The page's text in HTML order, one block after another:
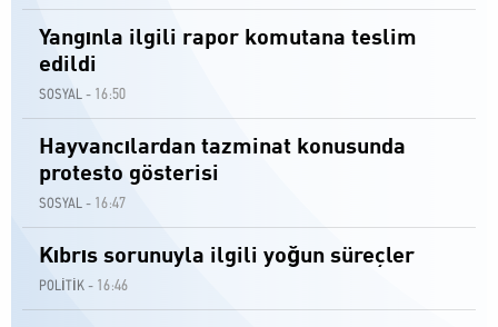
Yangınla ilgili rapor komutana teslim
edildi
SOSYAL - 16:50
Hayvancılardan tazminat konusunda
protesto gösterisi
SOSYAL - 16:47
Kıbrıs sorunuyla ilgili yoğun süreçler
POLİTİK - 16:46